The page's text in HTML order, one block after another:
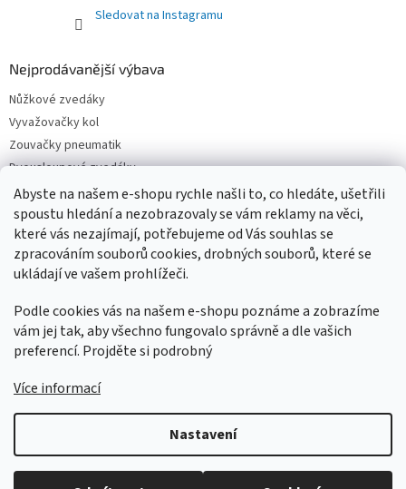
Abyste na našem e-shopu rychle našli to, co hledáte, ušetřili
spoustu hledání a nezobrazovaly se vám reklamy na věci,
které vás nezajímají, potřebujeme od Vás souhlas se
zpracováním souborů cookies, drobných souborů, které se
ukládají ve vašem prohlížeči.
Podle cookies vás na našem e-shopu poznáme a zobrazíme
vám jej tak, aby všechno fungovalo správně a dle vašich
preferencí. Projděte si podrobný
Více informací
Nastavení
Sledovat na Instagramu
Nejprodávanější výbava
Nůžkové zvedáky
Vyvažovačky kol
Zouvačky pneumatik
Dvousloupové zvedáky
Pneuservisní sety
Čtyřsloupové zvedáky
Jednosloupové zvedáky
Copyright 2026AUTOSERVIS PARTNER CZ SK. Všechna práva